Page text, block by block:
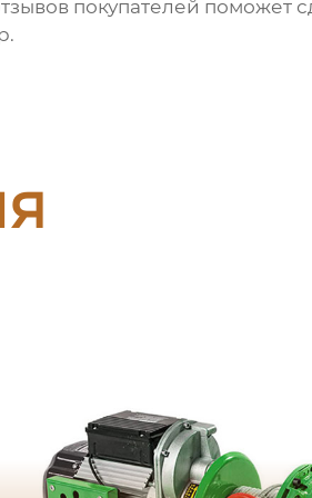
покупателей поможет